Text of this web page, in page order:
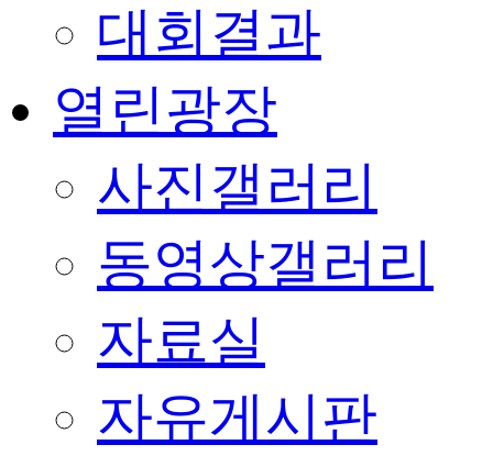
대회결과
열린광장
사진갤러리
동영상갤러리
자료실
자유게시판